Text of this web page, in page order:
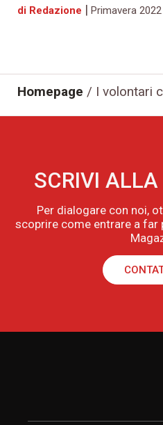
di Redazione | Primavera 2022
Homepage / I volontari
SCRIVI ALLA
Per dialogare con noi,
scoprire come entrare a far